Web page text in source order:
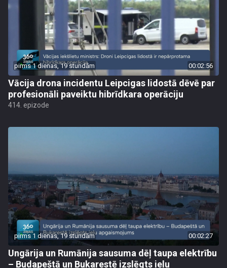
pirms 1 dienas, 19 stundām 00:02:56
Vācija drona incidentu Leipcigas lidostā dēvē par
profesionāli paveiktu hibrīdkara operāciju
414. epizode
pirms 1 dienas, 19 stundām 00:02:27
Ungārija un Rumānija sausuma dēļ taupa elektrību
– Budapeštā un Bukarestē izslēgts ielu